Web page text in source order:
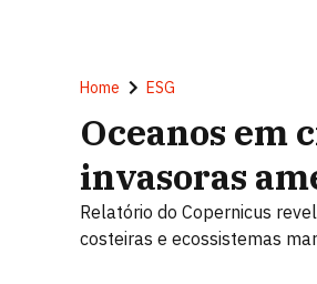
Home ESG
Oceanos em
invasoras
Relatório do Copernicus
costeiras e ecossistemas